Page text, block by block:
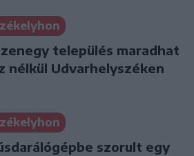
település maradhat
nélkül Udvarhelyszéken
szorult egy